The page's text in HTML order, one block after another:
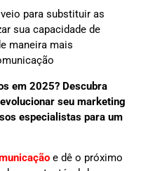
para substituir as
sua capacidade de
maneira mais
em 2025? Descubra
seu marketing
especialistas para um
e dê o próximo